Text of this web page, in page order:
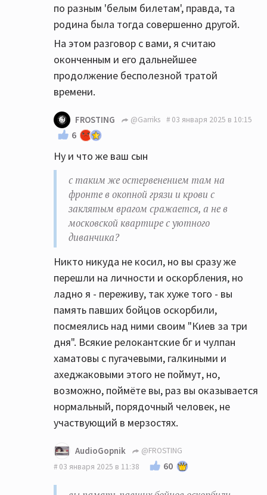
по разным 'белым билетам', правда, та
родина была тогда совершенно другой.
На этом разговор с вами, я считаю
оконченным и его дальнейшее
продолжение бесполезной тратой
времени.
FROSTING @Garriks 03 января 2025 в 10:15
6
Ну и что же ваш сын
с таким же остервенением там на
фронте в окопной грязи и крови с
заклятым врагом сражается, а не в
московской квартире с уютного
диванчика?
Никто никуда не косил, но вы сразу же
перешли на личности и оскорбления, но
ладно я - переживу, так хуже того - вы
память павших бойцов оскорбили,
посмеялись над ними своим "Киев за три
дня". Всякие релокантские бг и чулпан
хаматовы с пугачевыми, галкиными и
ахеджаковыми этого не поймут, но,
возможно, поймёте вы, раз вы оказывается
нормальный, порядочный человек, не
участвующий в мерзостях.
AudioGopnik
@FROSTING
03 января 2025 в 11:38
60